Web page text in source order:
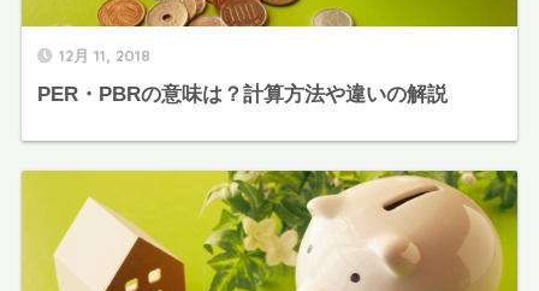
12月 11, 2018
PER・PBRの意味は？計算方法や違いの解説